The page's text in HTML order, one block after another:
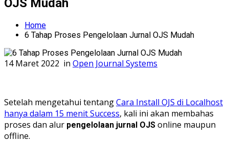
OJS Mudah
Home
6 Tahap Proses Pengelolaan Jurnal OJS Mudah
14 Maret 2022 in Open Journal Systems
Setelah mengetahui tentangCara Install OJS di Localhost
hanya dalam 15 menit Success, kali ini akan membahas
proses dan alur pengelolaan jurnal OJS online maupun
offline.